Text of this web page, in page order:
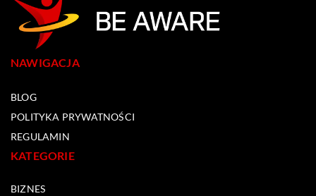
NAWIGACJA
BLOG
POLITYKA PRYWATNOŚCI
REGULAMIN
KATEGORIE
BIZNES